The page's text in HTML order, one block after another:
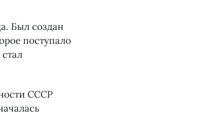
Был создан
поступало
СССР